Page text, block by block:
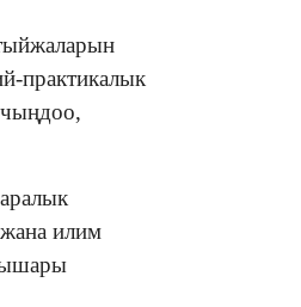
практикалык
илим